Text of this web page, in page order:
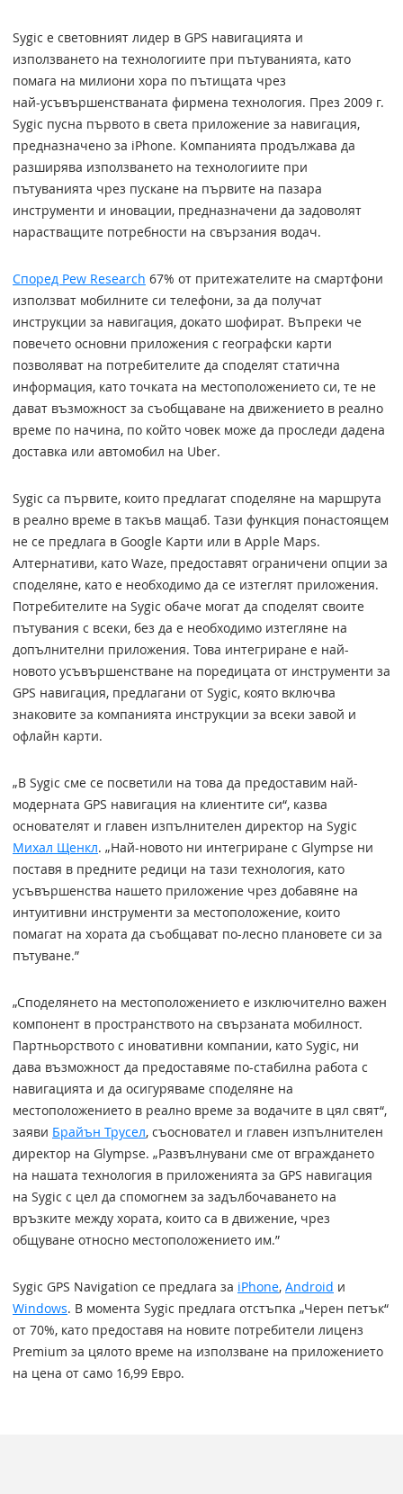
Sygic е световният лидер в GPS навигацията и
използването на технологиите при пътуванията, като
помага на милиони хора по пътищата чрез
най-усъвършенстваната фирмена технология. През 2009 г.
Sygic пусна първото в света приложение за навигация,
предназначено за iPhone. Компанията продължава да
разширява използването на технологиите при
пътуванията чрез пускане на първите на пазара
инструменти и иновации, предназначени да задоволят
нарастващите потребности на свързания водач.
Според Pew Research 67% от притежателите на смартфони
използват мобилните си телефони, за да получат
инструкции за навигация, докато шофират. Въпреки че
повечето основни приложения с географски карти
позволяват на потребителите да споделят статична
информация, като точката на местоположението си, те не
дават възможност за съобщаване на движението в реално
време по начина, по който човек може да проследи дадена
доставка или автомобил на Uber.
Sygic са първите, които предлагат споделяне на маршрута
в реално време в такъв мащаб. Тази функция понастоящем
не се предлага в Google Карти или в Apple Maps.
Алтернативи, като Waze, предоставят ограничени опции за
споделяне, като е необходимо да се изтеглят приложения.
Потребителите на Sygic обаче могат да споделят своите
пътувания с всеки, без да е необходимо изтегляне на
допълнителни приложения. Това интегриране е най-
новото усъвършенстване на поредицата от инструменти за
GPS навигация, предлагани от Sygic, която включва
знаковите за компанията инструкции за всеки завой и
офлайн карти.
„В Sygic сме се посветили на това да предоставим най-
модерната GPS навигация на клиентите си“, казва
основателят и главен изпълнителен директор на Sygic
Михал Щенкл. „Най-новото ни интегриране с Glympse ни
поставя в предните редици на тази технология, като
усъвършенства нашето приложение чрез добавяне на
интуитивни инструменти за местоположение, които
помагат на хората да съобщават по-лесно плановете си за
пътуване.”
„Споделянето на местоположението е изключително важен
компонент в пространството на свързаната мобилност.
Партньорството с иновативни компании, като Sygic, ни
дава възможност да предоставяме по-стабилна работа с
навигацията и да осигуряваме споделяне на
местоположението в реално време за водачите в цял свят“,
заяви Брайън Трусел, съосновател и главен изпълнителен
директор на Glympse. „Развълнувани сме от вграждането
на нашата технология в приложенията за GPS навигация
на Sygic с цел да спомогнем за задълбочаването на
връзките между хората, които са в движение, чрез
общуване относно местоположението им.”
Sygic GPS Navigation се предлага за iPhone, Android и
Windows. В момента Sygic предлага отстъпка „Черен петък“
от 70%, като предоставя на новите потребители лиценз
Premium за цялото време на използване на приложението
на цена от само 16,99 Евро.